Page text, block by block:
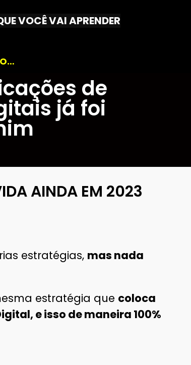
VOCÊ VAI APRENDER
de
já foi
AINDA EM 2023
estratégias, mas nada
estratégia que coloca
e isso de maneira 100%